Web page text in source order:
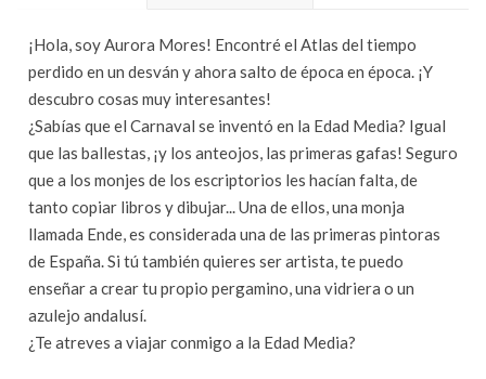
¡Hola, soy Aurora Mores! Encontré el Atlas del tiempo
perdido en un desván y ahora salto de época en época. ¡Y
descubro cosas muy interesantes!
¿Sabías que el Carnaval se inventó en la Edad Media? Igual
que las ballestas, ¡y los anteojos, las primeras gafas! Seguro
que a los monjes de los escriptorios les hacían falta, de
tanto copiar libros y dibujar... Una de ellos, una monja
llamada Ende, es considerada una de las primeras pintoras
de España. Si tú también quieres ser artista, te puedo
enseñar a crear tu propio pergamino, una vidriera o un
azulejo andalusí.
¿Te atreves a viajar conmigo a la Edad Media?